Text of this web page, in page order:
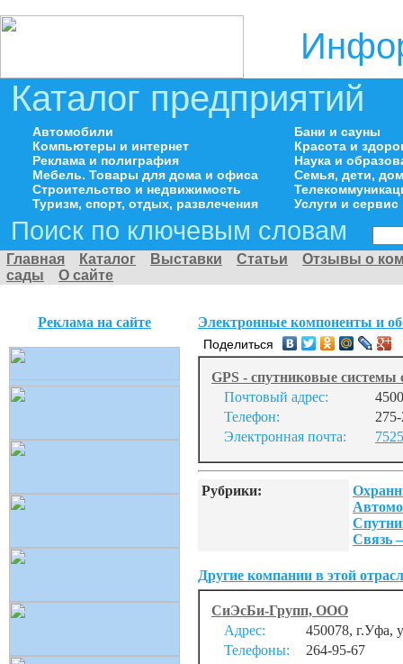
Каталог предприятий
Автомобили
Компьютеры и интернет
Реклама и полиграфия
Мебель. Товары для дома и офиса
Строительство и недвижимость
Туризм, спорт, отдых, развлечения
Бани и сауны
Красота и
Наука и
Семья, дети,
Услуги и сервис
Поиск по ключевым словам
Главная Каталог Выставки Статьи
Отзывы о
сады
О сайте
Реклама на сайте Электронные компоненты и
Поделиться
GPS - спутниковые
Почтовый адрес:
Телефон:
Электронная почта:
Рубрики:
Связь
Другие компании в этой
СиЭсБи-Групп, ООО
Адрес:
450078, г.Уфа,
Телефоны:
264-95-67